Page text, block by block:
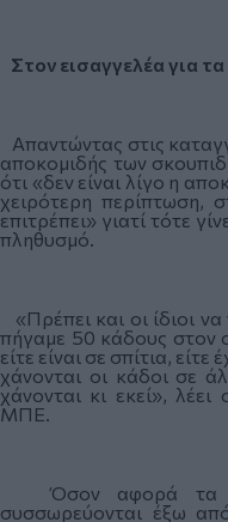
Στον εισαγγελέα για
Απαντώντας στις
αποκομιδής των
ότι «δεν είναι λίγο η
χειρότερη περίπτωση,
επιτρέπει» γιατί τότε
πληθυσμό.
«Πρέπει και οι ίδιοι
πήγαμε 50 κάδους στον
είτε είναι σε σπίτια,
χάνονται οι κάδοι σε
χάνονται κι εκεί»,
ΜΠΕ.
Όσον αφορά τα
συσσωρεύονται έξω